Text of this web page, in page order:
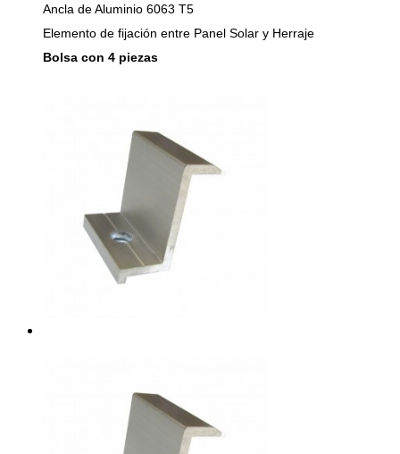
Ancla de Aluminio 6063 T5
Elemento de fijación entre Panel Solar y Herraje
Bolsa con 4 piezas